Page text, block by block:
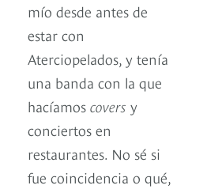
mío desde antes de
estar con
Aterciopelados, y tenía
una banda con la que
hacíamos covers y
conciertos en
restaurantes. No sé si
fue coincidencia o qué,